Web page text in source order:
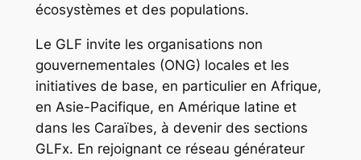
écosystèmes et des populations.
Le GLF invite les organisations non
gouvernementales (ONG) locales et les
initiatives de base, en particulier en Afrique,
en Asie-Pacifique, en Amérique latine et
dans les Caraïbes, à devenir des sections
GLFx. En rejoignant ce réseau générateur